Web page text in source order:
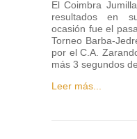
El Coimbra
resultados en
ocasión fue el
Torneo Barba-
por el C.A.
más 3 segundos
Leer más...